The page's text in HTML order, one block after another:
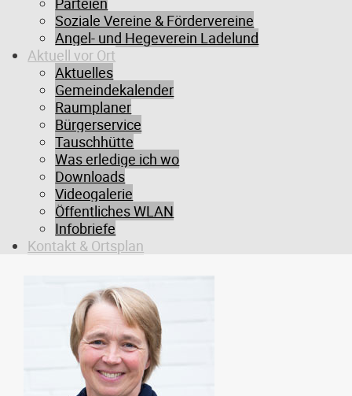
Soziale Vereine & Fördervereine
Angel- und Hegeverein Ladelund
Aktuell vor Ort
Aktuelles
Gemeindekalender
Raumplaner
Bürgerservice
Tauschhütte
Was erledige ich wo
Downloads
Videogalerie
Öffentliches WLAN
Infobriefe
Kontakt & Ortsplan
Jan Obernauer
1. stellv. Bürgermeister